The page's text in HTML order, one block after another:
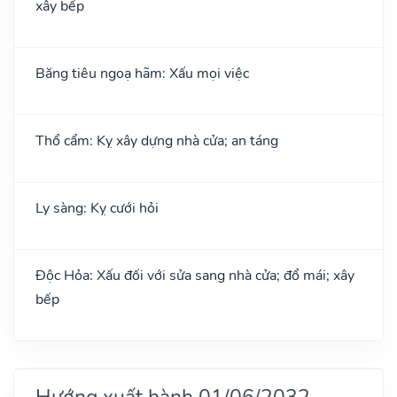
xây bếp
Băng tiêu ngoạ hãm: Xấu mọi việc
Thổ cẩm: Kỵ xây dựng nhà cửa; an táng
Ly sàng: Kỵ cưới hỏi
Độc Hỏa: Xấu đối với sửa sang nhà cửa; đổ mái; xây
bếp